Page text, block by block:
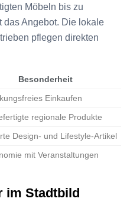
Möbeln bis zu
das Angebot. Die lokale
pflegen direkten
Besonderheit
Einkaufen
regionale Produkte
Design- und Lifestyle-Artikel
mit Veranstaltungen
im Stadtbild